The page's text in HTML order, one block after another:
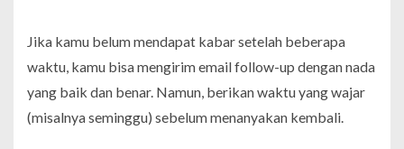
Jika kamu belum mendapat kabar setelah beberapa
waktu, kamu bisa mengirim email follow-up dengan nada
yang baik dan benar. Namun, berikan waktu yang wajar
(misalnya seminggu) sebelum menanyakan kembali.